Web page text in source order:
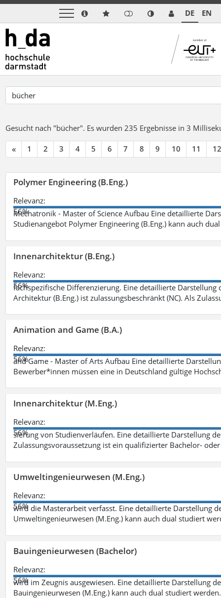
DE EN
Gesucht nach "bücher". Es wurden 235 Ergebnisse in 3
« 1 2 3 4 5 6 7 8 9 10 11 12
Polymer Engineering (B.Eng.)
Relevanz:
56%
Mechatronik - Master of Science Aufbau Eine detaillierte
Studienangebot Polymer Engineering (B.Eng.) kann auch
Innenarchitektur (B.Eng.)
Relevanz:
56%
fachspezifische Differenzierung. Eine detaillierte
Architektur (B.Eng.) ist zulassungsbeschränkt (NC). Als
Animation and Game (B.A.)
Relevanz:
56%
and Game - Master of Arts Aufbau Eine detaillierte
Bewerber*innen müssen eine in Deutschland gültige
Innenarchitektur (M.Eng.)
Relevanz:
56%
sierung von Studienverläufen. Eine detaillierte Darstellung
Zulassungsvoraussetzung ist ein qualifizierter Bachelor-
Umweltingenieurwesen (M.Eng.)
Relevanz:
56%
wird die Masterarbeit verfasst. Eine detaillierte Darstellung
Umweltingenieurwesen (M.Eng.) kann auch dual studiert
Bauingenieurwesen (Bachelor)
Relevanz:
56%
wird im Zeugnis ausgewiesen. Eine detaillierte Darstellung
Bauingenieurwesen (M.Eng.) kann auch dual studiert